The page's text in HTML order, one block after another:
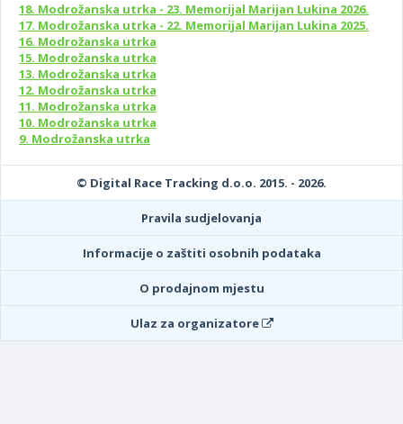
18. Modrožanska utrka - 23. Memorijal Marijan Lukina 2026.
17. Modrožanska utrka - 22. Memorijal Marijan Lukina 2025.
16. Modrožanska utrka
15. Modrožanska utrka
13. Modrožanska utrka
12. Modrožanska utrka
11. Modrožanska utrka
10. Modrožanska utrka
9. Modrožanska utrka
© Digital Race Tracking d.o.o. 2015. - 2026.
Pravila sudjelovanja
Informacije o zaštiti osobnih podataka
O prodajnom mjestu
Ulaz za organizatore